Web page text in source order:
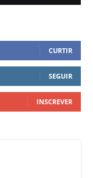
CURTIR
SEGUIR
INSCREVER